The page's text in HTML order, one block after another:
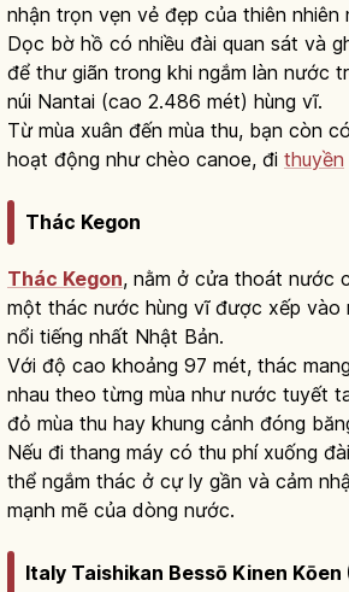
nhận trọn vẹn vẻ đẹp của thiên nhiên
Dọc bờ hồ có nhiều đài quan sát và
để thư giãn trong khi ngắm làn nước
núi Nantai (cao 2.486 mét) hùng vĩ.
Từ mùa xuân đến mùa thu, bạn còn
hoạt động như chèo canoe, đi thuyền
Thác Kegon
Thác Kegon, nằm ở cửa thoát nước
một thác nước hùng vĩ được xếp vào
nổi tiếng nhất Nhật Bản.
Với độ cao khoảng 97 mét, thác
nhau theo từng mùa như nước tuyết
đỏ mùa thu hay khung cảnh đóng
Nếu đi thang máy có thu phí xuống
thể ngắm thác ở cự ly gần và cảm
mạnh mẽ của dòng nước.
Italy Taishikan Bessō Kinen Kōen